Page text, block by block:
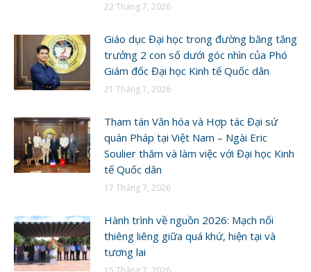
22 Tháng 7, 2026
Giáo dục Đại học trong đường băng tăng
trưởng 2 con số dưới góc nhìn của Phó
Giám đốc Đại học Kinh tế Quốc dân
21 Tháng 7, 2026
Tham tán Văn hóa và Hợp tác Đại sứ
quán Pháp tại Việt Nam – Ngài Eric
Soulier thăm và làm việc với Đại học Kinh
tế Quốc dân
17 Tháng 7, 2026
Hành trình về nguồn 2026: Mạch nối
thiêng liêng giữa quá khứ, hiện tại và
tương lai